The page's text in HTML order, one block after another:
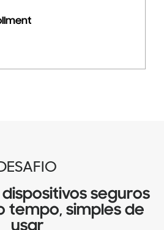
seguros
tempo, simples de
usar